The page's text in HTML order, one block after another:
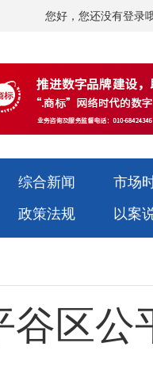
您好，您还没有登录
综合新闻
市场
政策法规 以案
谷区公